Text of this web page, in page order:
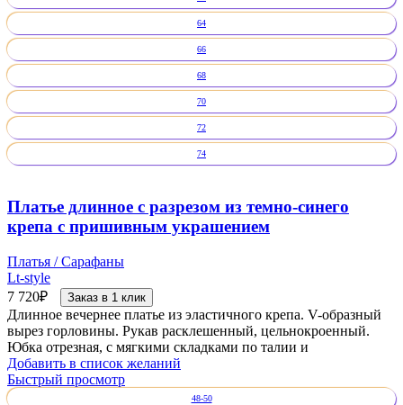
64
66
68
70
72
74
Платье длинное с разрезом из темно-синего
крепа с пришивным украшением
Платья / Сарафаны
Lt-style
7 720₽ Заказ в 1 клик
Длинное вечернее платье из эластичного крепа. V-образный
вырез горловины. Рукав расклешенный, цельнокроенный.
Юбка отрезная, с мягкими складками по талии и
Добавить в список желаний
Быстрый просмотр
48-50